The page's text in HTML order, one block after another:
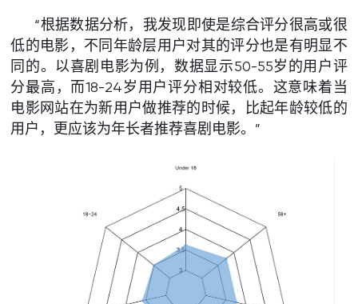
“根据数据分析，我发现即使是综合评分很高或很
低的电影，不同年龄层用户对其的评分也是有明显不
同的。以喜剧电影为例，数据显示50-55岁的用户评
分最高，而18-24岁用户评分相对较低。这意味着当
电影网站在为新用户做推荐的时候，比起年龄较低的
用户，更应该为年长者推荐喜剧电影。”